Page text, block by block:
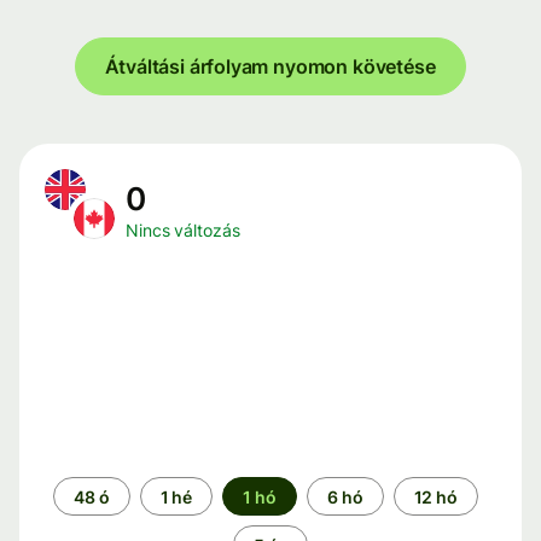
Átváltási árfolyam nyomon követése
0
Nincs változás
Időszak
48 ó 1 hé 1 hó 6 hó 12 hó